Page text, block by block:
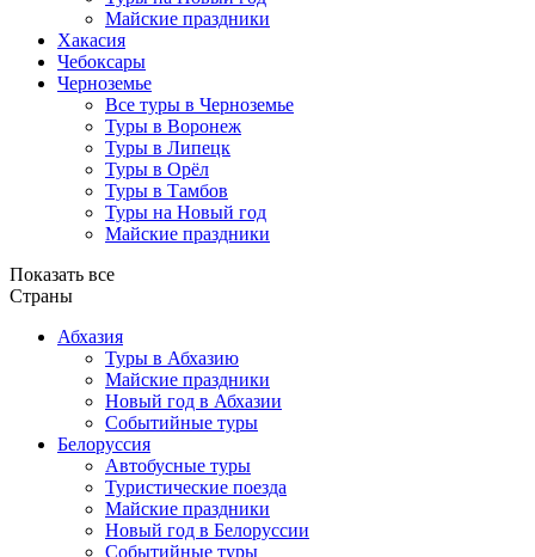
Майские праздники
Хакасия
Чебоксары
Черноземье
Все туры в Черноземье
Туры в Воронеж
Туры в Липецк
Туры в Орёл
Туры в Тамбов
Туры на Новый год
Майские праздники
Показать все
Страны
Абхазия
Туры в Абхазию
Майские праздники
Новый год в Абхазии
Событийные туры
Белоруссия
Автобусные туры
Туристические поезда
Майские праздники
Новый год в Белоруссии
Событийные туры